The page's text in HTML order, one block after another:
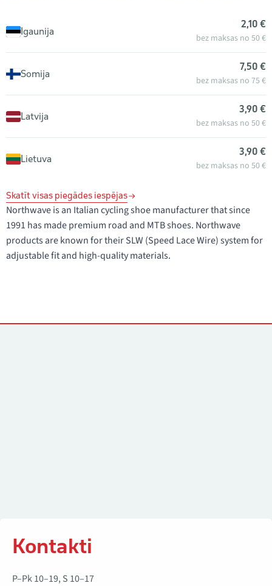
Igaunija
2,10 €
bez maksas no 50 €
Somija
7,50 €
bez maksas no 75 €
Latvija
3,90 €
bez maksas no 50 €
Lietuva
3,90 €
bez maksas no 50 €
Skatīt visas piegādes iespējas
Northwave is an Italian cycling shoe manufacturer that since
1991 has made premium road and MTB shoes. Northwave
products are known for their SLW (Speed Lace Wire) system for
adjustable fit and high-quality materials.
Kontakti
P–Pk 10–19, S 10–17